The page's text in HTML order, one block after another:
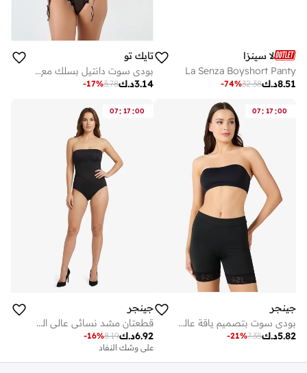
لا سينزا
La Senza Boyshort Panty
د.ك8.51
32.38
-74%
تايك تو
بودي سوت دانتيل بسلك مع حمالات
د.ك3.14
3.78
-17%
07: 17 :00
جينجر
بودي سوت بتصميم ياقة عالية بدون خياطة للتحكم في البطن
د.ك5.82
7.35
-21%
07: 17 :00
جينجر
قطعتان مشد نسائي عالي الخصر من الساتان للتحكم بالبطن
د.ك6.92
8.19
-16%
على وشك النفاد